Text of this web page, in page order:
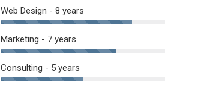
Web Design - 8 years
Marketing - 7 years
Consulting - 5 years